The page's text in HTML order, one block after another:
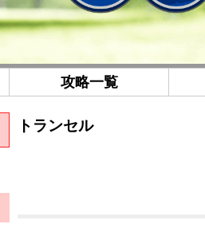
攻略一覧
トランセル